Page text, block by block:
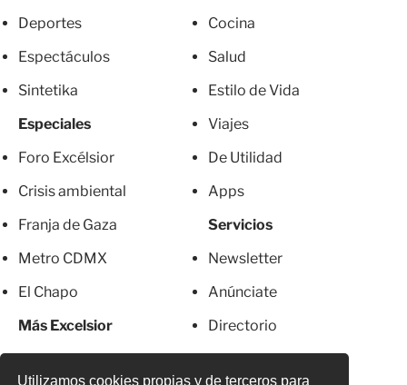
Utilizamos cookies propias y de terceros para
Deportes
Espectáculos
Sintetika
Especiales
Foro Excélsior
Crisis ambiental
Franja de Gaza
Metro CDMX
El Chapo
Más Excelsior
Cocina
Salud
Estilo de Vida
Viajes
De Utilidad
Apps
Servicios
Newsletter
Anúnciate
Directorio